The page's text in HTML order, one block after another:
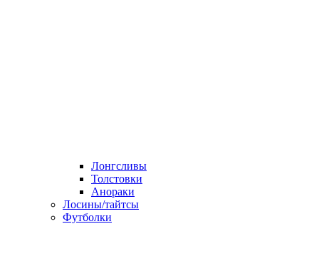
Лонгсливы
Толстовки
Анораки
Лосины/тайтсы
Футболки